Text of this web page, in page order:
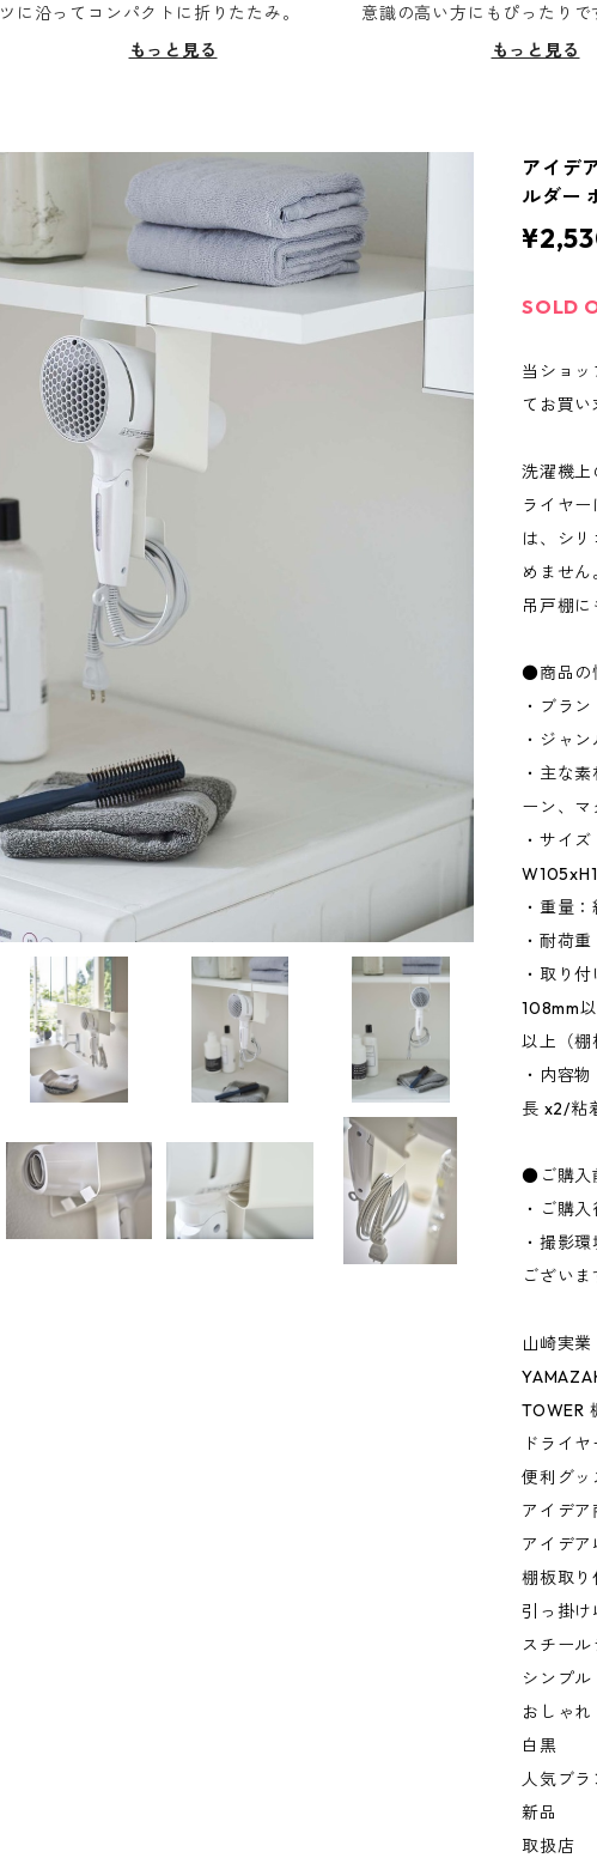
ツに沿ってコンパクトに折りたたみ。
もっと見る
意識の高い方にもぴったりで
もっと見る
アイデ
ルダー
SOLD
当ショ
てお買い
洗濯機
ライヤ
は、シ
めませ
吊戸棚に
●商品の
・ブラ
・ジャ
・主な
ーン、マ
・サイ
・重量
・耐荷
・取り
108mm
以上（棚
・内容
長 x2/粘
●ご購入
・ご購
・撮影
ございま
山崎実業
TOWER
ドライ
便利グッ
アイデア
アイデア
棚板取り
引っ掛け
スチール
シンプル
おしゃれ
白黒
人気ブラ
新品
取扱店